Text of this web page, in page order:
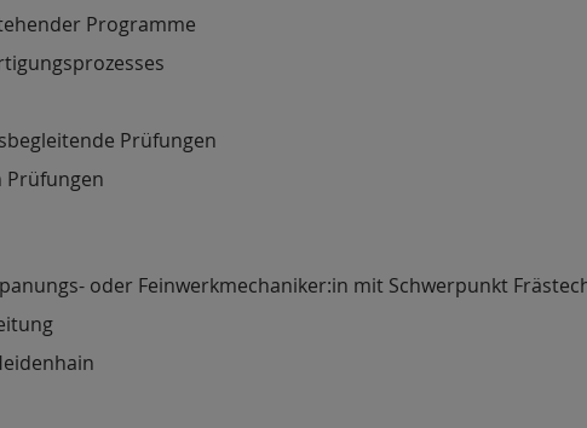
Programme
Prüfungen
oder Feinwerkmechaniker:in mit Schwerpunkt